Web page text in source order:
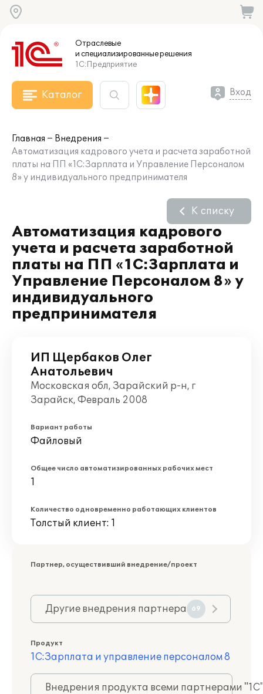
Отраслевые
и специализированныерешения
1С:Предприятие
Каталог Вход
Главная
Внедрения
Автоматизация кадрового учета и расчета заработной
платы на ПП «1С:Зарплата и Управление Персоналом
8» у индивидуального предпринимателя
Автоматизация кадрового
учета и расчета заработной
платы на ПП «1С:Зарплата и
Управление Персоналом 8» у
индивидуального
предпринимателя
К списку
ИП Щербаков Олег
Анатольевич
Московская обл, Зарайский р-н, г
Зарайск, Февраль 2008
Вариант работы
Файловый
Общее число автоматизированных рабочих мест
1
Количество одновременно работающих клиентов
Толстый клиент: 1
Партнер, осуществивший внедрение/проект
Другие внедрения партнера 69
Продукт
1С:Зарплата и управление персоналом 8
Внедрения продукта всеми партнерами